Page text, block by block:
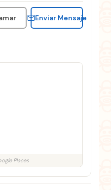
Enviar Mensaje
Places